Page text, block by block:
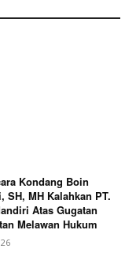
Kondang Boin
SH, MH Kalahkan PT.
Atas Gugatan
Melawan Hukum